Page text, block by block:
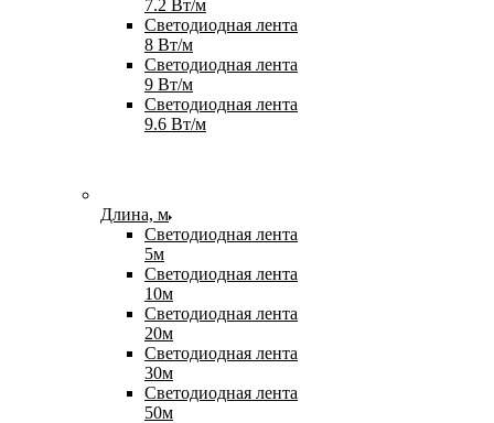
7.2 Вт/м
Светодиодная лента
8 Вт/м
Светодиодная лента
9 Вт/м
Светодиодная лента
9.6 Вт/м
Длина, м
Светодиодная лента
5м
Светодиодная лента
10м
Светодиодная лента
20м
Светодиодная лента
30м
Светодиодная лента
50м